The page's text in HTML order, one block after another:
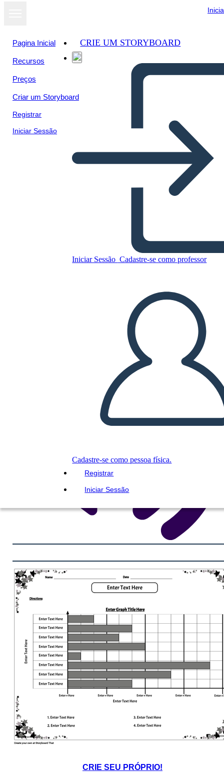
Pagina Inicial
Recursos
Preços
Criar um Storyboard
Registrar
Iniciar Sessão
CRIE UM STORYBOARD
Iniciar Sessão Cadastre-se como professor
Cadastre-se como pessoa física.
Registrar
Iniciar Sessão
Barras BW 1
REPRODUZIR APRESENTAÇÃO DE SLIDES
LEIA PRA MIM
Ver como
apresentação
CRIE SEU PRÓPRIO!